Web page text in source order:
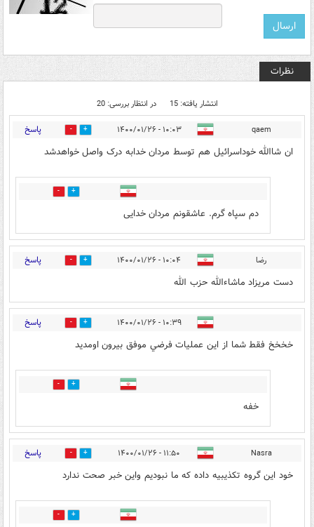
نظرات
انتشار یافته: 15 در انتظار بررسی: 20
qaem ۱۰:۰۳ - ۱۴۰۰/۰۱/۲۶ 108 پاسخ
ان شاالله خوداسرائیل هم توسط مردان خدابه درک واصل خواهدشد
7
دم سپاه گرم. عاشقونم مردان خدایی
رضا ۱۰:۰۴ - ۱۴۰۰/۰۱/۲۶ 74 پاسخ
دست مریزاد ماشاءالله حزب الله
۱۰:۳۹ - ۱۴۰۰/۰۱/۲۶ 25 پاسخ
خخخخ فقط شما از اين عمليات فرضي موفق بيرون اومديد
6
خفه
Nasra ۱۱:۵۰ - ۱۴۰۰/۰۱/۲۶ 29 پاسخ
خود این گروه تکذیبیه داده که ما نبودیم واین خبر صحت ندارد
6